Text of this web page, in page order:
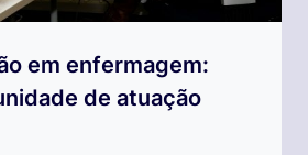
em enfermagem:
de atuação